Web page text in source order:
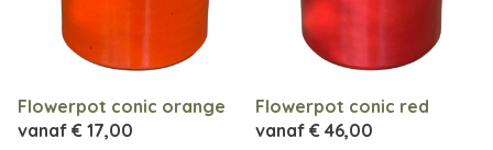
Flowerpot conic orange
vanaf € 17,00
Flowerpot conic red
vanaf € 46,00